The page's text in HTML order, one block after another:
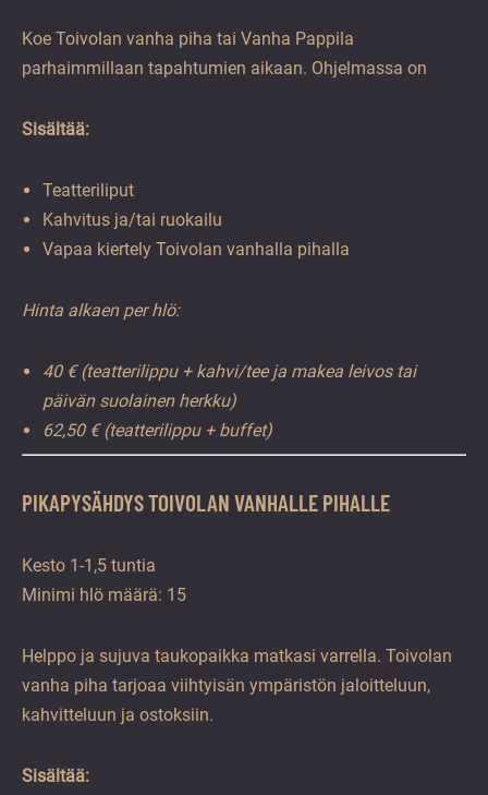
Koe Toivolan vanha piha tai Vanha Pappila
parhaimmillaan tapahtumien aikaan. Ohjelmassa on
Sisältää:
Teatteriliput
Kahvitus ja/tai ruokailu
Vapaa kiertely Toivolan vanhalla pihalla
Hinta alkaen per hlö:
40 € (teatterilippu + kahvi/tee ja makea leivos tai
päivän suolainen herkku)
62,50 € (teatterilippu + buffet)
PIKAPYSÄHDYS TOIVOLAN VANHALLE PIHALLE
Kesto 1-1,5 tuntia
Minimi hlö määrä: 15
Helppo ja sujuva taukopaikka matkasi varrella. Toivolan
vanha piha tarjoaa viihtyisän ympäristön jaloitteluun,
kahvitteluun ja ostoksiin.
Sisältää: